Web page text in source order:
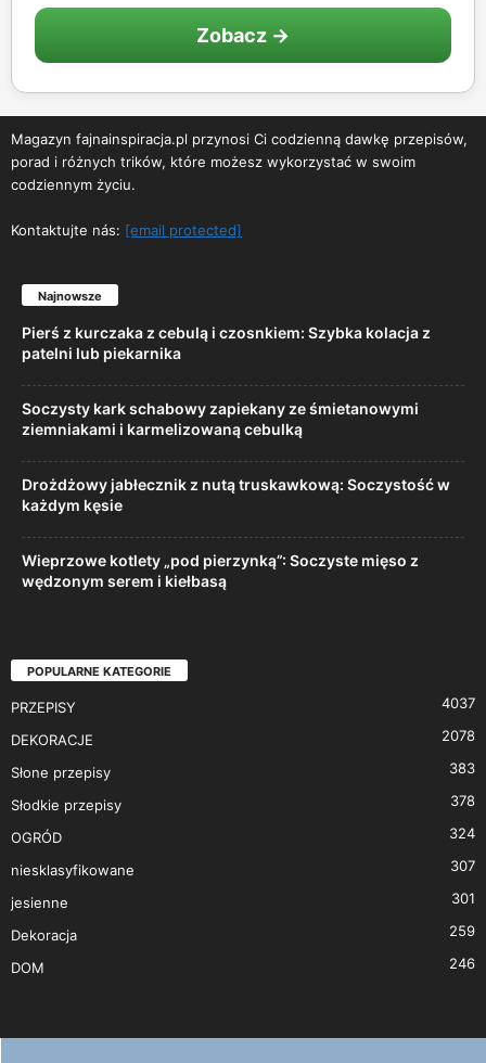
Zobacz →
Magazyn fajnainspiracja.pl przynosi Ci codzienną dawkę przepisów,
porad i różnych trików, które możesz wykorzystać w swoim
codziennym życiu.
Kontaktujte nás: [email protected]
Najnowsze
Pierś z kurczaka z cebulą i czosnkiem: Szybka kolacja z
patelni lub piekarnika
Soczysty kark schabowy zapiekany ze śmietanowymi
ziemniakami i karmelizowaną cebulką
Drożdżowy jabłecznik z nutą truskawkową: Soczystość w
każdym kęsie
Wieprzowe kotlety „pod pierzynką”: Soczyste mięso z
wędzonym serem i kiełbasą
POPULARNE KATEGORIE
PRZEPISY 4037
DEKORACJE 2078
Słone przepisy 383
Słodkie przepisy 378
OGRÓD 324
niesklasyfikowane 307
jesienne 301
Dekoracja 259
DOM 246